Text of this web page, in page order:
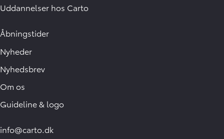
Uddannelser hos Carto
Åbningstider
Nyheder
Nyhedsbrev
Om os
Guideline & logo
info@carto.dk